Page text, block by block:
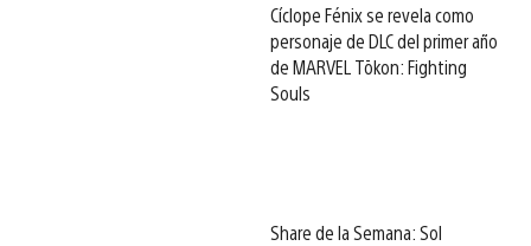
Cíclope Fénix se revela como
personaje de DLC del primer año
de MARVEL Tōkon: Fighting
Souls
Share de la Semana: Sol